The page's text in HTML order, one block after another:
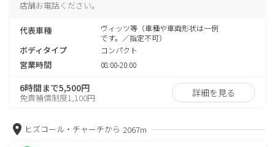
店舗お電話ください。
代表車種
ヴィッツ等（車種や車両形状は一例
です。／指定不可）
ボディタイプ コンパクト
営業時間 08:00-20:00
6時間まで5,500円
免責補償制度1,100円 詳細を見る
ヒズコール・チャーチから 2067m